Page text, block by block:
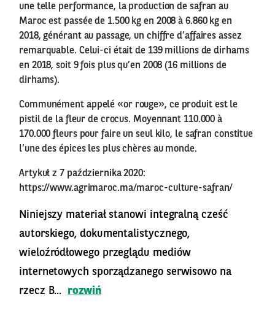
une telle performance, la production de safran au
Maroc est passée de 1.500 kg en 2008 à 6.860 kg en
2018, générant au passage, un chiffre d’affaires assez
remarquable. Celui-ci était de 139 millions de dirhams
en 2018, soit 9 fois plus qu’en 2008 (16 millions de
dirhams).
Communément appelé «or rouge», ce produit est le
pistil de la fleur de crocus. Moyennant 110.000 à
170.000 fleurs pour faire un seul kilo, le safran constitue
l’une des épices les plus chères au monde.
Artykuł z 7 października 2020:
https://www.agrimaroc.ma/maroc-culture-safran/
Niniejszy materiał stanowi integralną cześć
autorskiego, dokumentalistycznego,
wieloźródłowego przeglądu mediów
internetowych sporządzanego serwisowo na
rzecz B...
rozwiń